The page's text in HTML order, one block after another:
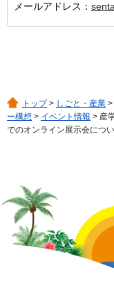
メールアドレス：
トップ> しごと・産業 >
ー構想 > イベント情報 > 産
でのオンライン展示会につ